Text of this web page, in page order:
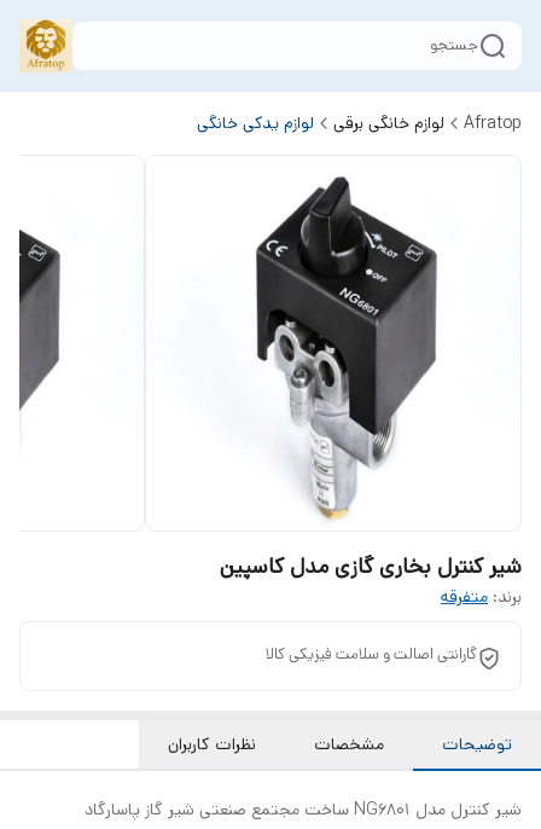
جستجو
Afratop لوازم خانگی برقی لوازم یدکی خانگی
شیر کنترل بخاری گازی مدل کاسپین
برند: متفرقه
گارانتی اصالت و سلامت فیزیکی کالا
توضیحات مشخصات نظرات کاربران
شیر کنترل مدل NG6801 ساخت مجتمع صنعتی شیر گاز پاسارگاد